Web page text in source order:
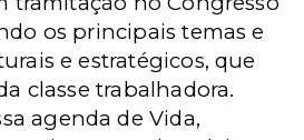
os principais temas e
e estratégicos, que
classe trabalhadora.
agenda de Vida,